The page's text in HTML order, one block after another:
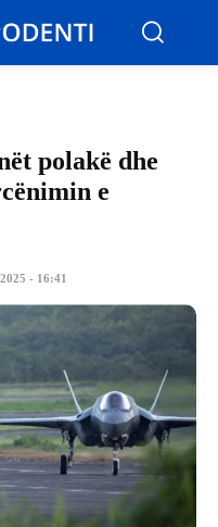
polakë dhe
e
- 16:41